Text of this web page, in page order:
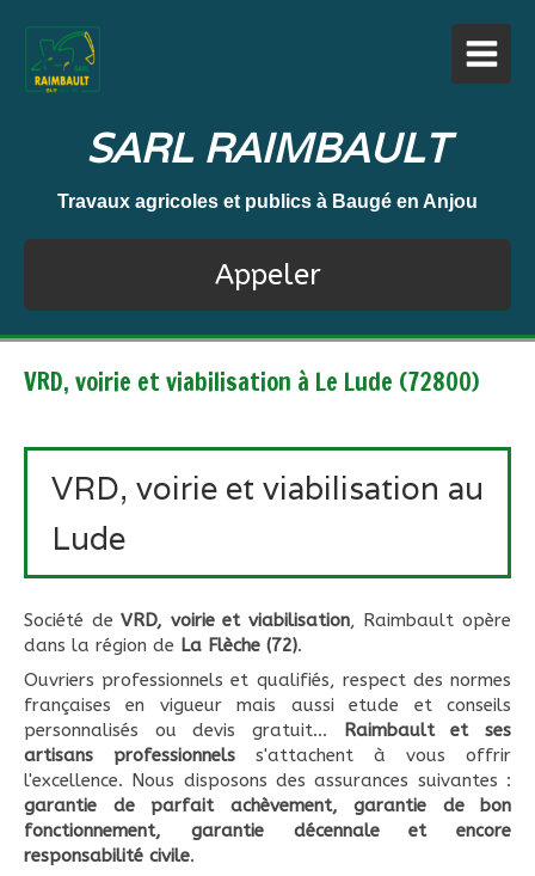
SARL RAIMBAULT
Travaux agricoles et publics à Baugé en Anjou
Appeler
VRD, voirie et viabilisation à Le Lude (72800)
VRD, voirie et viabilisation au
Lude
Société deVRD, voirie et viabilisation, Raimbault opère
dans la région de La Flèche (72).
Ouvriers professionnels et qualifiés, respect des normes
françaises en vigueur mais aussi etude et conseils
personnalisés ou devis gratuit... Raimbault et ses
artisans professionnels s'attachent à vous offrir
l'excellence. Nous disposons des assurances suivantes :
garantie de parfait achèvement, garantie de bon
fonctionnement, garantie décennale et encore
responsabilité civile.